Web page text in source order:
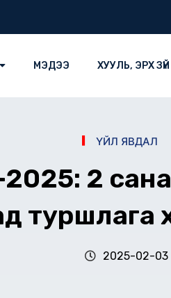
МЭДЭЭ ХУУЛЬ, ЭРХ ЗҮЙ
ҮЙЛ ЯВДАЛ
2
туршлага
2025-02-03